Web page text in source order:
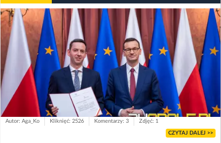
Autor: Aga_Ko Kliknięć: 2526 Komentarzy: 3 Zdjęć: 1
CZYTAJ DALEJ >>